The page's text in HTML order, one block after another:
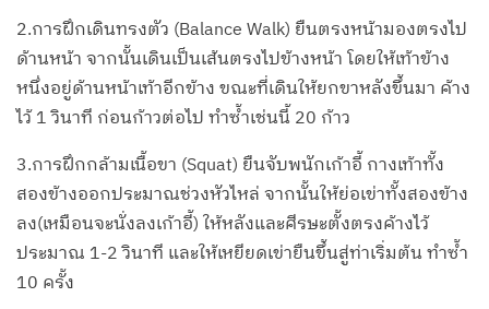
2.การฝึกเดินทรงตัว (Balance Walk) ยืนตรงหน้ามองตรงไป
ด้านหน้า จากนั้นเดินเป็นเส้นตรงไปข้างหน้า โดยให้เท้าข้าง
หนึ่งอยู่ด้านหน้าเท้าอีกข้าง ขณะที่เดินให้ยกขาหลังขึ้นมา ค้าง
ไว้ 1 วินาที ก่อนก้าวต่อไป ทำซ้ำเช่นนี้ 20 ก้าว
3.การฝึกกล้ามเนื้อขา (Squat) ยืนจับพนักเก้าอี้ กางเท้าทั้ง
สองข้างออกประมาณช่วงหัวไหล่ จากนั้นให้ย่อเข่าทั้งสองข้าง
ลง(เหมือนจะนั่งลงเก้าอี้) ให้หลังและศีรษะตั้งตรงค้างไว้
ประมาณ 1-2 วินาที และให้เหยียดเข่ายืนขึ้นสู่ท่าเริ่มต้น ทำซ้ำ
10 ครั้ง